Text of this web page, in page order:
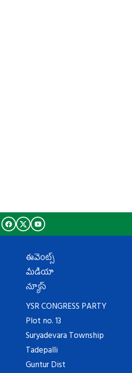
ఈవెంట్స్
మీడియా
న్యూస్
YSR CONGRESS PARTY
Plot no. 13
Suryadevara Township
Tadepalli
Guntur Dist